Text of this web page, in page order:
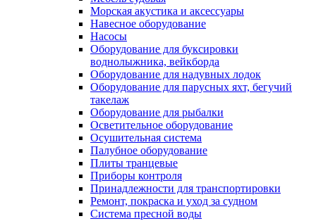
Морская акустика и аксессуары
Навесное оборудование
Насосы
Оборудование для буксировки
воднолыжника, вейкборда
Оборудование для надувных лодок
Оборудование для парусных яхт, бегучий
такелаж
Оборудование для рыбалки
Осветительное оборудование
Осушительная система
Палубное оборудование
Плиты транцевые
Приборы контроля
Принадлежности для транспортировки
Ремонт, покраска и уход за судном
Система пресной воды